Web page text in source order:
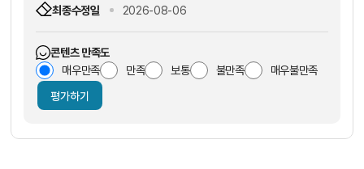
최종수정일
2026-08-06
콘텐츠 만족도
매우만족
만족 보통 불만족 매우불만족
평가하기